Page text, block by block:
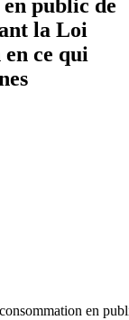
public de
la Loi
ce qui
en